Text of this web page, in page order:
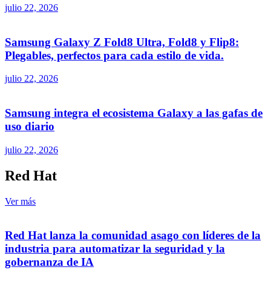
julio 22, 2026
Samsung Galaxy Z Fold8 Ultra, Fold8 y Flip8:
Plegables, perfectos para cada estilo de vida.
julio 22, 2026
Samsung integra el ecosistema Galaxy a las gafas de
uso diario
julio 22, 2026
Red Hat
Ver más
Red Hat lanza la comunidad asago con líderes de la
industria para automatizar la seguridad y la
gobernanza de IA